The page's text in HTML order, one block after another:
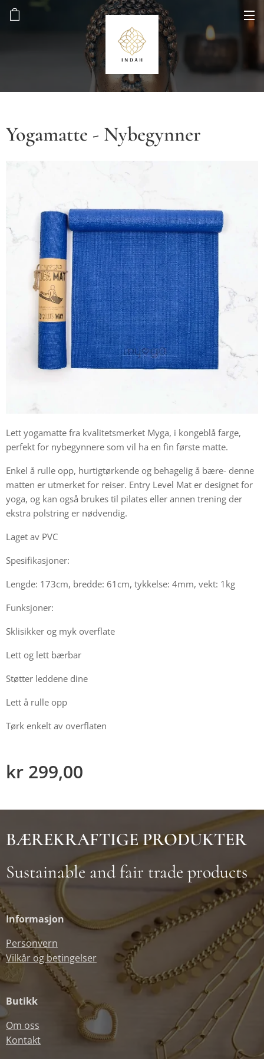
Yogamatte - Nybegynner
Lett yogamatte fra kvalitetsmerket Myga, i kongeblå farge,
perfekt for nybegynnere som vil ha en fin første matte.
Enkel å rulle opp, hurtigtørkende og behagelig å bære- denne
matten er utmerket for reiser. Entry Level Mat er designet for
yoga, og kan også brukes til pilates eller annen trening der
ekstra polstring er nødvendig.
Laget av PVC
Spesifikasjoner:
Lengde: 173cm, bredde: 61cm, tykkelse: 4mm, vekt: 1kg
Funksjoner:
Sklisikker og myk overflate
Lett og lett bærbar
Støtter leddene dine
Lett å rulle opp
Tørk enkelt av overflaten
kr 299,00
BÆREKRAFTIGE PRODUKTER
Sustainable and fair trade products
Informasjon
Personvern
Vilkår og betingelser
Butikk
Om oss
Kontakt